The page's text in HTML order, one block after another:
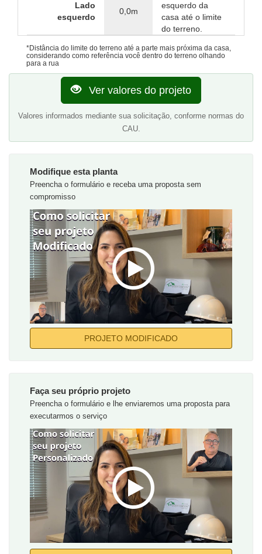
Lado
esquerdo
0,0m
esquerdo da
casa até o limite
do terreno.
*Distância do limite do terreno até a parte mais próxima da casa,
considerando como referência você dentro do terreno olhando
para a rua
Ver valores do projeto
Valores informados mediante sua solicitação, conforme normas do
CAU.
Modifique esta planta
Preencha o formulário e receba uma proposta sem
compromisso
PROJETO MODIFICADO
Faça seu próprio projeto
Preencha o formulário e lhe enviaremos uma proposta para
executarmos o serviço